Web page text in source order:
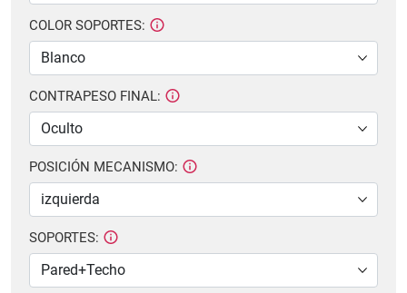
COLOR SOPORTES:
CONTRAPESO FINAL:
POSICIÓN MECANISMO:
SOPORTES: